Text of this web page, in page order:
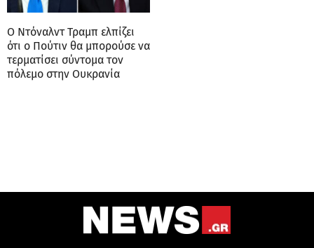
Ο Ντόναλντ Τραμπ ελπίζει
ότι ο Πούτιν θα μπορούσε να
τερματίσει σύντομα τον
πόλεμο στην Ουκρανία